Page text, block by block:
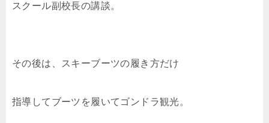
スクール副校長の講談。
その後は、スキーブーツの履き方だけ
指導してブーツを履いてゴンドラ観光。